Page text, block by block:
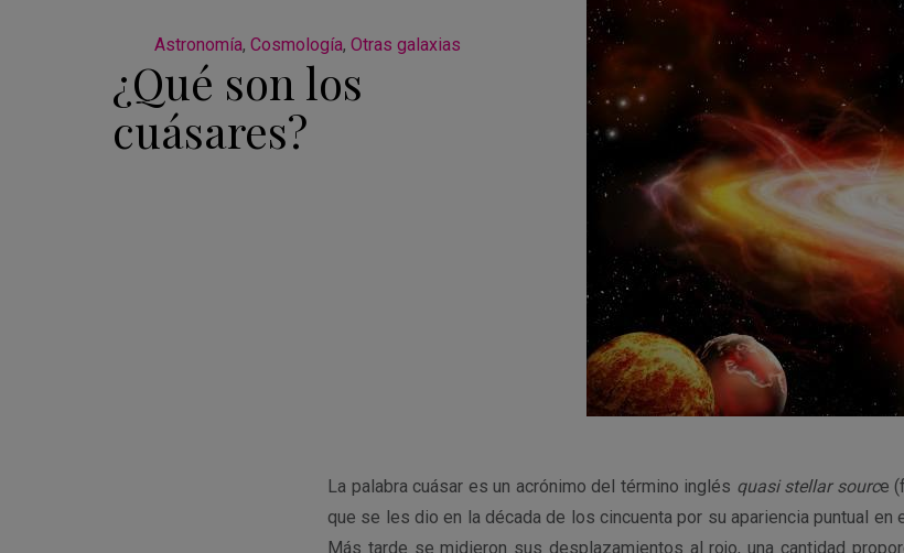
Astronomía, Cosmología, Otras galaxias
¿Qué son los
cuásares?
La palabra cuásar es un acrónimo del término inglés quasistellar source
que se les dio en la década de los cincuenta por su apariencia puntual en
Más tarde se midieron sus desplazamientos al rojo, una cantidad